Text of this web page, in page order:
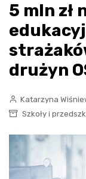
5 mln zł
drużyn
Katarzyna
Szkoły i